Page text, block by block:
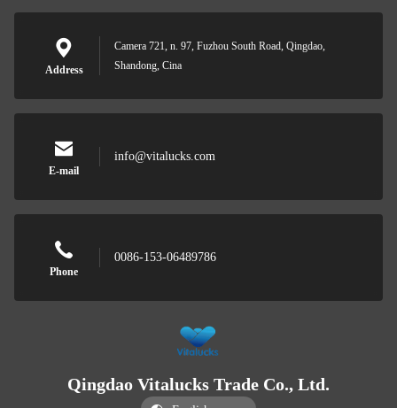
Address
Camera 721, n. 97, Fuzhou South Road, Qingdao,
Shandong, Cina
E-mail
info@vitalucks.com
Phone
0086-153-06489786
Qingdao Vitalucks Trade Co., Ltd.